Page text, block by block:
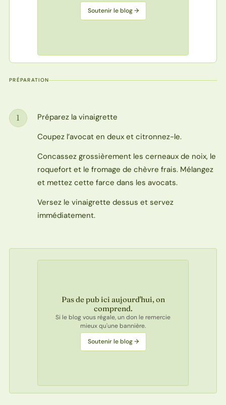
Soutenir le blog →
PRÉPARATION
Étape
1
Préparez la vinaigrette
Coupez l’avocat en deux et citronnez-le.
Concassez grossièrement les cerneaux de noix, le
roquefort et le fromage de chèvre frais. Mélangez
et mettez cette farce dans les avocats.
Versez le vinaigrette dessus et servez
immédiatement.
Pas de pub ici aujourd'hui, on
comprend.
Si le blog vous régale, un don le remercie
mieux qu'une bannière.
Soutenir le blog →